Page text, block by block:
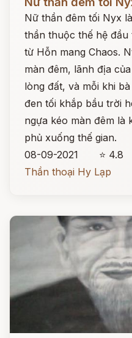
Nữ thần đêm tối Nyx
thần thuộc thế hệ
từ Hỗn mang Chaos.
màn đêm, lãnh địa
lòng đất, và mỗi khi
đen tối khắp bầu trời
ngựa kéo màn đêm là
phủ xuống thế gian.
08-09-2021
⭐ 4.8
Thần thoại Hy Lạp